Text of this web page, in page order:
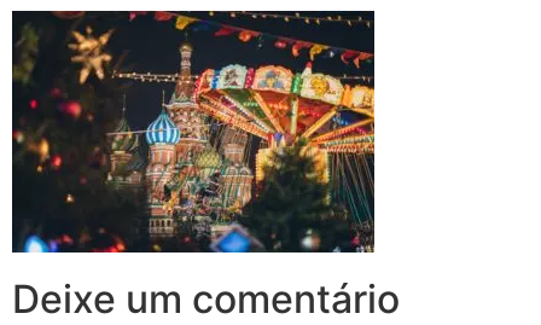
Deixe um comentário